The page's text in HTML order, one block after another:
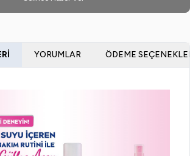
YORUMLAR ÖDEME